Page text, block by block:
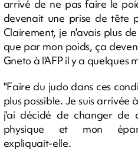
arrivé de ne pas faire le
devenait une prise de tête
Clairement, je n'avais plus
que par mon poids, ça
Gneto à l'AFP il y a quelques
"Faire du judo dans ces
plus possible. Je suis
j'ai décidé de changer de
physique et mon
expliquait-elle.